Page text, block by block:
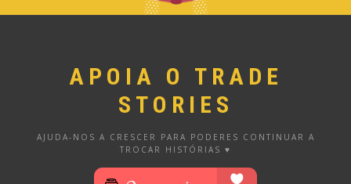
APOIA O TRADE
STORIES
AJUDA-NOS A CRESCER PARA PODERES CONTINUAR A
TROCAR HISTÓRIAS ♥